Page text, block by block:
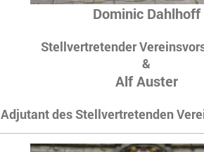
Dominic Dahlhoff
Stellvertretender
&
Alf Auster
Adjutant des Stellvertretenden